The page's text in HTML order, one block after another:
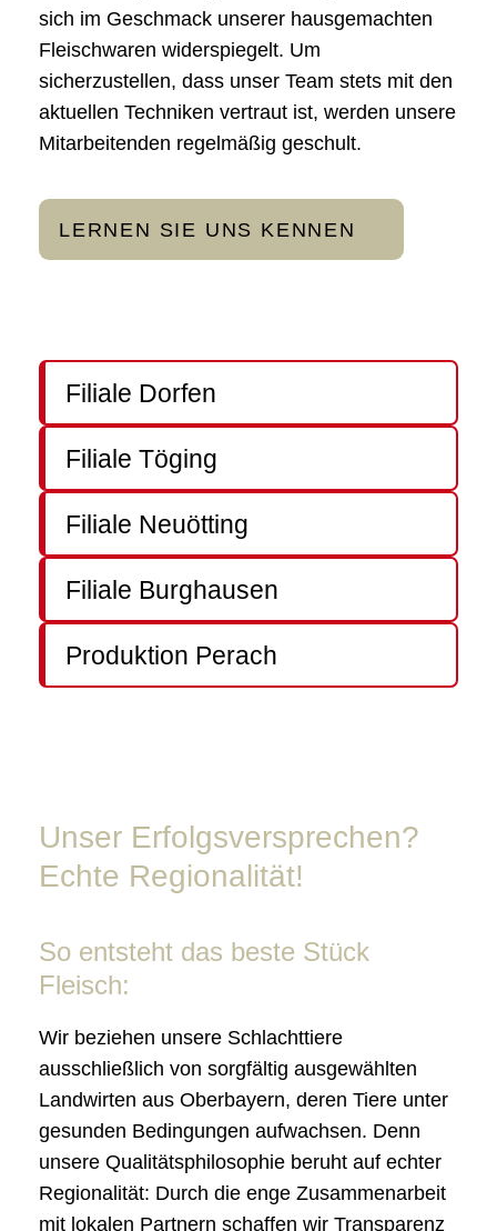
sich im Geschmack unserer hausgemachten
Fleischwaren widerspiegelt. Um
sicherzustellen, dass unser Team stets mit den
aktuellen Techniken vertraut ist, werden unsere
Mitarbeitenden regelmäßig geschult.
LERNEN SIE UNS KENNEN
Filiale Dorfen
Filiale Töging
Filiale Neuötting
Filiale Burghausen
Produktion Perach
Unser Erfolgsversprechen?
Echte Regionalität!
So entsteht das beste Stück
Fleisch:
Wir beziehen unsere Schlachttiere
ausschließlich von sorgfältig ausgewählten
Landwirten aus Oberbayern, deren Tiere unter
gesunden Bedingungen aufwachsen. Denn
unsere Qualitätsphilosophie beruht auf echter
Regionalität: Durch die enge Zusammenarbeit
mit lokalen Partnern schaffen wir Transparenz